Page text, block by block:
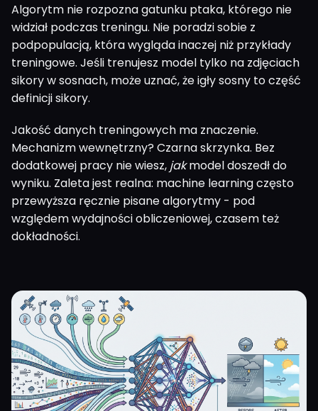
Algorytm nie rozpozna gatunku ptaka, którego nie
widział podczas treningu. Nie poradzi sobie z
podpopulacją, która wygląda inaczej niż przykłady
treningowe. Jeśli trenujesz model tylko na zdjęciach
sikory w sosnach, może uznać, że igły sosny to część
definicji sikory.
Jakość danych treningowych ma znaczenie.
Mechanizm wewnętrzny? Czarna skrzynka. Bez
dodatkowej pracy nie wiesz, jakmodel doszedł do
wyniku. Zaleta jest realna: machine learning często
przewyższa ręcznie pisane algorytmy - pod
względem wydajności obliczeniowej, czasem też
dokładności.